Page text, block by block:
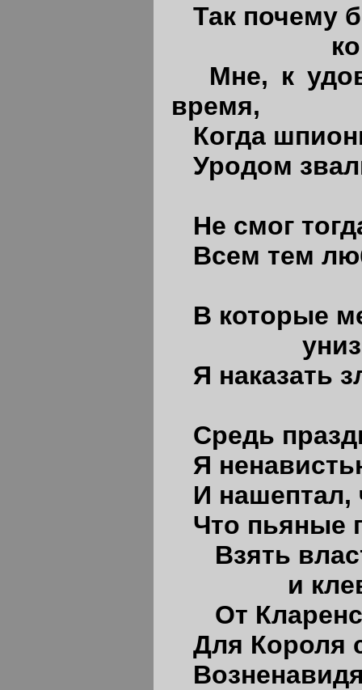
Так почему
когда
Мне, к
время,
Когда
Уродом
Не смог
Всем тем
В которые
унизить
Я наказать
Средь
Я
И нашептал,
Что пьяные
Взять
и
От
Для Короля